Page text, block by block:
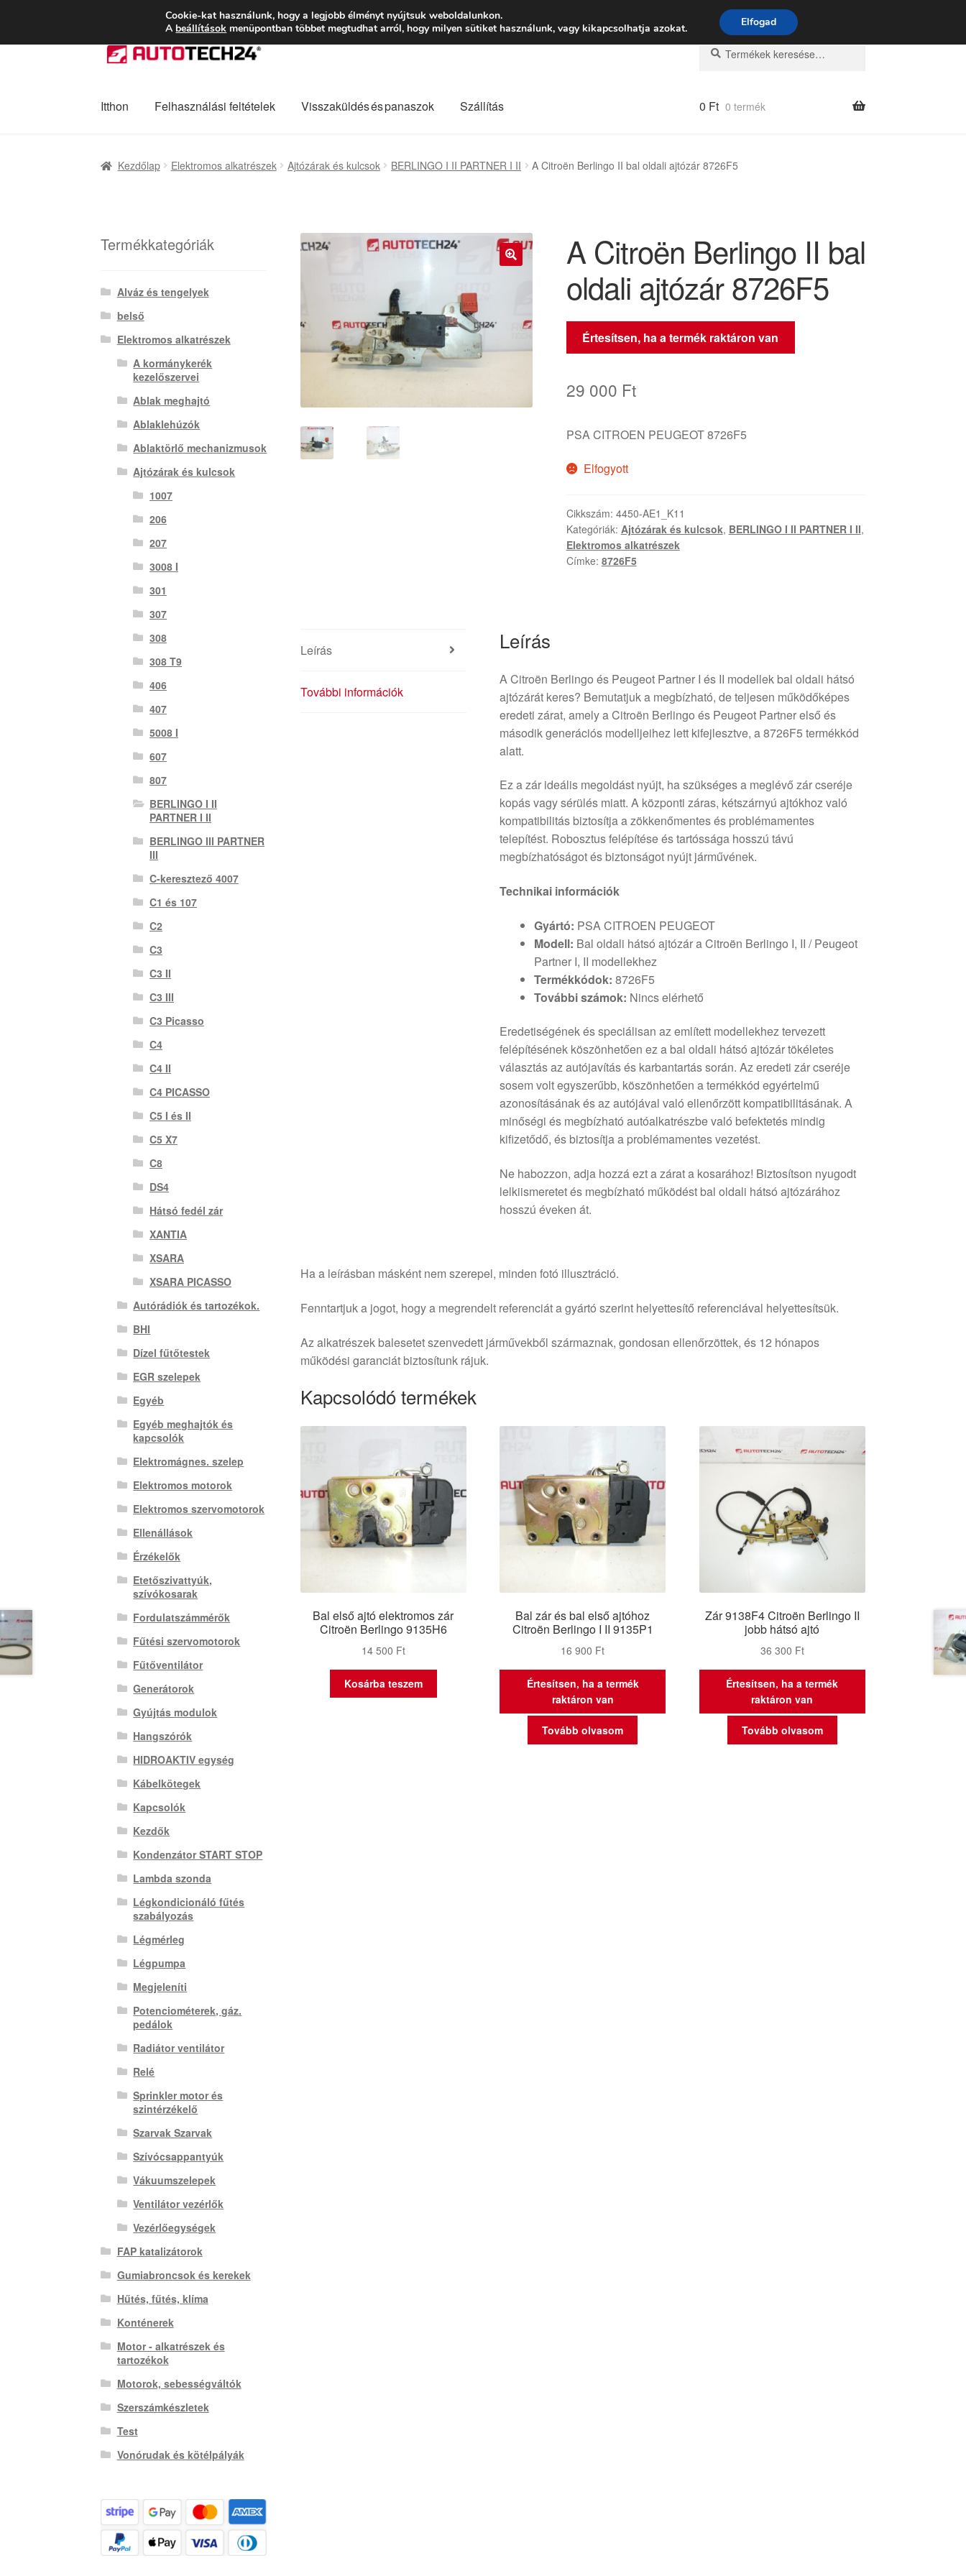
SZÁLLÍTÁS 2618 Ft-tól Hétfő-Péntek 9:00–16:0006 80 088 054
Ugrás
a
Kilépés
a
Keresés
Keresés
Itthon Felhasználási feltételek Visszaküldés és panaszok Szállítás 0 Ft 0 termék
Kezdőlap Elektromos alkatrészek Ajtózárak és kulcsok BERLINGO I II PARTNER I II A Citroën Berlingo II bal oldali ajtózár 8726F5
A Citroën Berlingo II bal
oldali ajtózár 8726F5
Értesítsen, ha a termék raktáron van
29 000 Ft
PSA CITROEN PEUGEOT 8726F5
Elfogyott
Cikkszám: 4450-AE1_K11
Kategóriák: Ajtózárak és kulcsok, BERLINGO I II PARTNER I II,
Elektromos alkatrészek
Címke: 8726F5
Leírás
További információk
Leírás
A Citroën Berlingo és Peugeot Partner I és II modellek bal oldali hátsó
ajtózárát keres? Bemutatjuk a megbízható, de teljesen működőképes
eredeti zárat, amely a Citroën Berlingo és Peugeot Partner első és
második generációs modelljeihez lett kifejlesztve, a 8726F5 termékkód
alatt.
Ez a zár ideális megoldást nyújt, ha szükséges a meglévő zár cseréje
kopás vagy sérülés miatt. A központi záras, kétszárnyú ajtókhoz való
kompatibilitás biztosítja a zökkenőmentes és problémamentes
telepítést. Robosztus felépítése és tartóssága hosszú távú
megbízhatóságot és biztonságot nyújt járművének.
Technikai információk
Gyártó: PSA CITROEN PEUGEOT
Modell: Bal oldali hátsó ajtózár a Citroën Berlingo I, II / Peugeot
Partner I, II modellekhez
Termékkódok: 8726F5
További számok: Nincs elérhető
Eredetiségének és speciálisan az említett modellekhez tervezett
felépítésének köszönhetően ez a bal oldali hátsó ajtózár tökéletes
választás az autójavítás és karbantartás során. Az eredeti zár cseréje
sosem volt egyszerűbb, köszönhetően a termékkód egyértelmű
azonosításának és az autójával való ellenőrzött kompatibilitásának. A
minőségi és megbízható autóalkatrészbe való befektetés mindig
kifizetődő, és biztosítja a problémamentes vezetést.
Ne habozzon, adja hozzá ezt a zárat a kosarához! Biztosítson nyugodt
lelkiismeretet és megbízható működést bal oldali hátsó ajtózárához
hosszú éveken át.
Ha a leírásban másként nem szerepel, minden fotó illusztráció.
Fenntartjuk a jogot, hogy a megrendelt referenciát a gyártó szerint helyettesítő referenciával helyettesítsük.
Az alkatrészek balesetet szenvedett járművekből származnak, gondosan ellenőrzöttek, és 12 hónapos
működési garanciát biztosítunk rájuk.
Kapcsolódó termékek
Bal első ajtó elektromos zár
Citroën Berlingo 9135H6
14 500 Ft
Kosárba teszem
Bal zár és bal első ajtóhoz
Citroën Berlingo I II 9135P1
16 900 Ft
Értesítsen, ha a termék
raktáron van
Tovább olvasom
Zár 9138F4 Citroën Berlingo II
jobb hátsó ajtó
36 300 Ft
Értesítsen, ha a termék
raktáron van
Tovább olvasom
Termékkategóriák
Alváz és tengelyek
belső
Elektromos alkatrészek
A kormánykerék
kezelőszervei
Ablak meghajtó
Ablaklehúzók
Ablaktörlő mechanizmusok
Ajtózárak és kulcsok
1007
206
207
3008 I
301
307
308
308 T9
406
407
5008 I
607
807
BERLINGO I II
PARTNER I II
BERLINGO III PARTNER
III
C-keresztező 4007
C1 és 107
C2
C3
C3 II
C3 III
C3 Picasso
C4
C4 II
C4 PICASSO
C5 I és II
C5 X7
C8
DS4
Hátsó fedél zár
XANTIA
XSARA
XSARA PICASSO
Autórádiók és tartozékok.
BHI
Dízel fűtőtestek
EGR szelepek
Egyéb
Egyéb meghajtók és
kapcsolók
Elektromágnes. szelep
Elektromos motorok
Elektromos szervomotorok
Ellenállások
Érzékelők
Etetőszivattyúk,
szívókosarak
Fordulatszámmérők
Fűtési szervomotorok
Fűtőventilátor
Generátorok
Gyújtás modulok
Hangszórók
HIDROAKTIV egység
Kábelkötegek
Kapcsolók
Kezdők
Kondenzátor START STOP
Lambda szonda
Légkondicionáló fűtés
szabályozás
Légmérleg
Légpumpa
Megjeleníti
Potenciométerek, gáz.
pedálok
Radiátor ventilátor
Relé
Sprinkler motor és
szintérzékelő
Szarvak Szarvak
Szívócsappantyúk
Vákuumszelepek
Ventilátor vezérlők
Vezérlőegységek
FAP katalizátorok
Gumiabroncsok és kerekek
Hűtés, fűtés, klíma
Konténerek
Motor - alkatrészek és
tartozékok
Motorok, sebességváltók
Szerszámkészletek
Test
Vonórudak és kötélpályák
Cookie-kat használunk, hogy a legjobb élményt nyújtsuk weboldalunkon.
A beállítások menüpontban többet megtudhat arról, hogy milyen sütiket használunk, vagy kikapcsolhatja azokat. Elfogad